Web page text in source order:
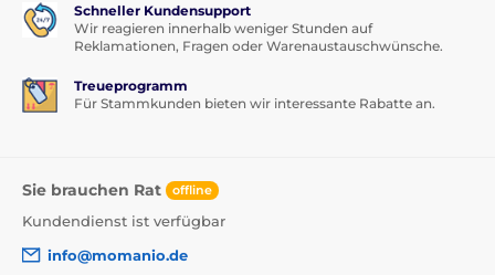
Schneller Kundensupport
Wir reagieren innerhalb weniger Stunden auf
Reklamationen, Fragen oder Warenaustauschwünsche.
Treueprogramm
Für Stammkunden bieten wir interessante Rabatte an.
Sie brauchen Rat offline
Kundendienst ist verfügbar
info@momanio.de